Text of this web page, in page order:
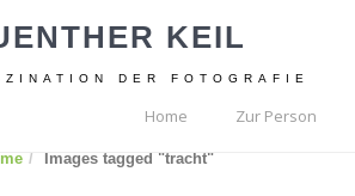
KEIL
DER FOTOGRAFIE
Home Zur Person
Images tagged "tracht"